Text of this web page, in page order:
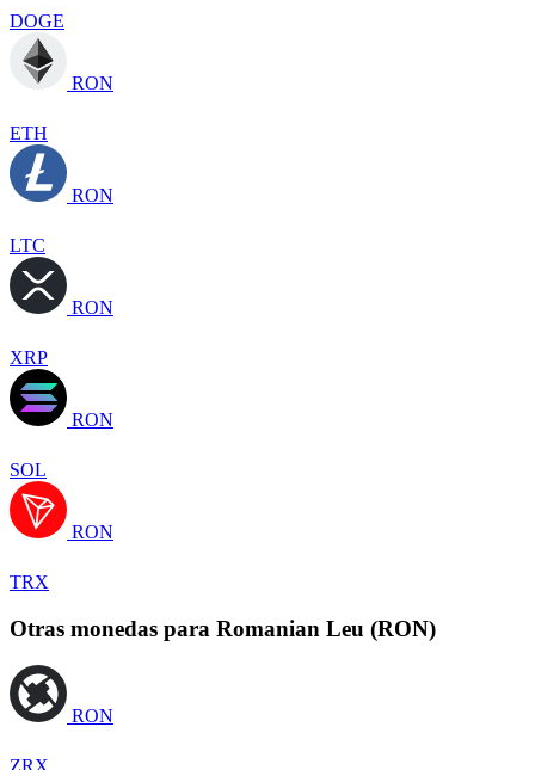
DOGE
RON
ETH
RON
LTC
RON
XRP
RON
SOL
RON
TRX
Otras monedas para Romanian Leu (RON)
RON
ZRX